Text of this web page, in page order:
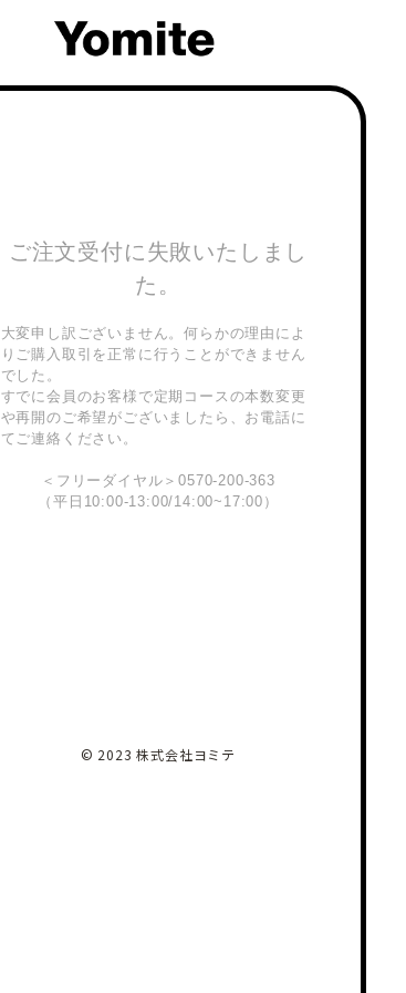
ご注文受付に失敗いたしまし
た。
大変申し訳ございません。何らかの理由によ
りご購入取引を正常に行うことができません
でした。
すでに会員のお客様で定期コースの本数変更
や再開のご希望がございましたら、お電話に
てご連絡ください。
＜フリーダイヤル＞0570-200-363
（平日10:00-13:00/14:00~17:00）
© 2023 株式会社ヨミテ